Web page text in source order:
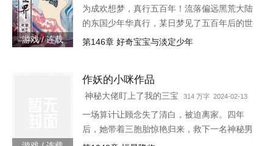
游戏 / 连载
为成欢想梦，真行五百年！流落偏远黑荒大陆
的东国少年华真行，某日梦见了五百年后的世
界。在那个世界上，很多国度与部族甚至已消
第146章 好奇宝宝与淡定少年
作妖的小咪作品
神秘大佬盯上了我的三宝 314 万字 2024-02-13
一场算计让顾念失了清白，被迫离家。四年
后，她带着三胞胎惊艳归来，救下一名神秘男
子。她认为救人是医生天职，却不料男子缠着